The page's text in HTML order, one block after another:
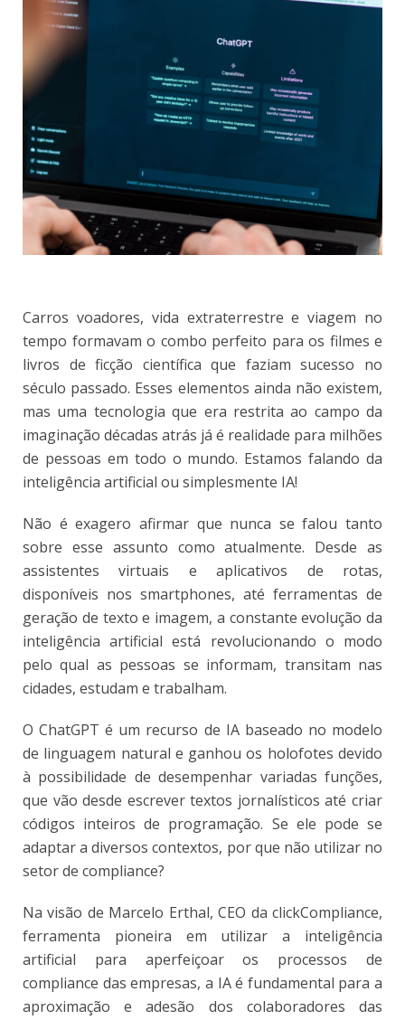
Carros voadores, vida extraterrestre e viagem no
tempo formavam o combo perfeito para os filmes e
livros de ficção científica que faziam sucesso no
século passado. Esses elementos ainda não existem,
mas uma tecnologia que era restrita ao campo da
imaginação décadas atrás já é realidade para milhões
de pessoas em todo o mundo. Estamos falando da
inteligência artificial ou simplesmente IA!
Não é exagero afirmar que nunca se falou tanto
sobre esse assunto como atualmente. Desde as
assistentes virtuais e aplicativos de rotas,
disponíveis nos smartphones, até ferramentas de
geração de texto e imagem, a constante evolução da
inteligência artificial está revolucionando o modo
pelo qual as pessoas se informam, transitam nas
cidades, estudam e trabalham.
O ChatGPT é um recurso de IA baseado no modelo
de linguagem natural e ganhou os holofotes devido
à possibilidade de desempenhar variadas funções,
que vão desde escrever textos jornalísticos até criar
códigos inteiros de programação. Se ele pode se
adaptar a diversos contextos, por que não utilizar no
setor de compliance?
Na visão de Marcelo Erthal, CEO da clickCompliance,
ferramenta pioneira em utilizar a inteligência
artificial para aperfeiçoar os processos de
compliance das empresas, a IA é fundamental para a
aproximação e adesão dos colaboradores das